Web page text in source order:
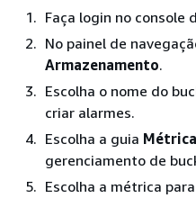
Faça login no console
No painel de
Armazenamento.
Escolha o nome do
criar alarmes.
Escolha a guia
gerenciamento de
Escolha a métrica